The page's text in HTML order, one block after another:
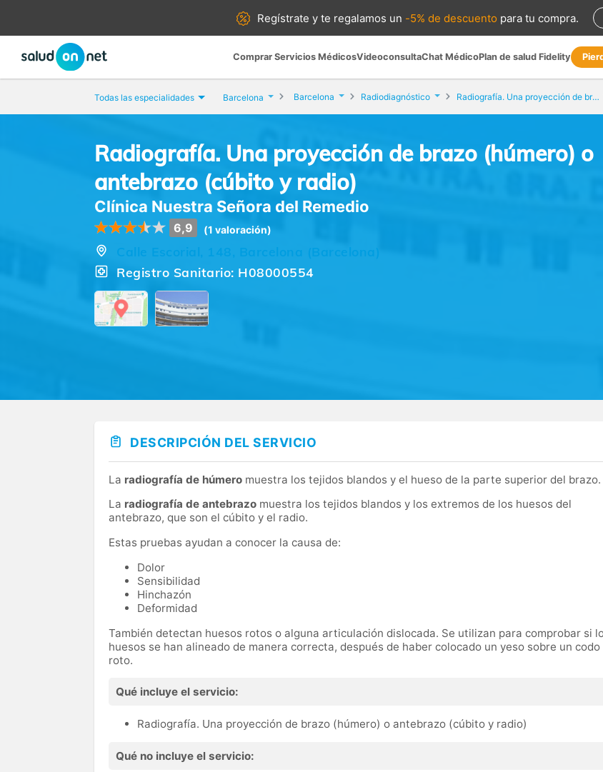
Regístrate yte regalamos un -5% de descuento para tu compra.
Comprar Servicios MédicosVideoconsultaChat MédicoPlan de salud Fidelity
Todas las especialidades Barcelona Barcelona Radiodiagnóstico Radiografía. Una proyección de brazo (húmero) o antebrazo (cúbito y radio)
Radiografía. Una proyección de brazo (húmero) o
antebrazo (cúbito y radio)
Clínica Nuestra Señora del Remedio
6,9 (1 valoración)
Calle Escorial, 148, Barcelona (Barcelona)
Registro Sanitario: H08000554
DESCRIPCIÓN DEL SERVICIO
La radiografía de húmero muestra los tejidos blandos y el hueso de la parte superior del brazo.
La radiografía de antebrazo muestra los tejidos blandos y los extremos de los huesos del
antebrazo, que son el cúbito y el radio.
Estas pruebas ayudan a conocer la causa de:
Dolor
Sensibilidad
Hinchazón
Deformidad
También detectan huesos rotos o alguna articulación dislocada. Se utilizan para comprobar si
huesos se han alineado de manera correcta, después de haber colocado un yeso sobre un codo
roto.
Qué incluye el servicio:
Radiografía. Una proyección de brazo (húmero) o antebrazo (cúbito y radio)
Qué no incluye el servicio: